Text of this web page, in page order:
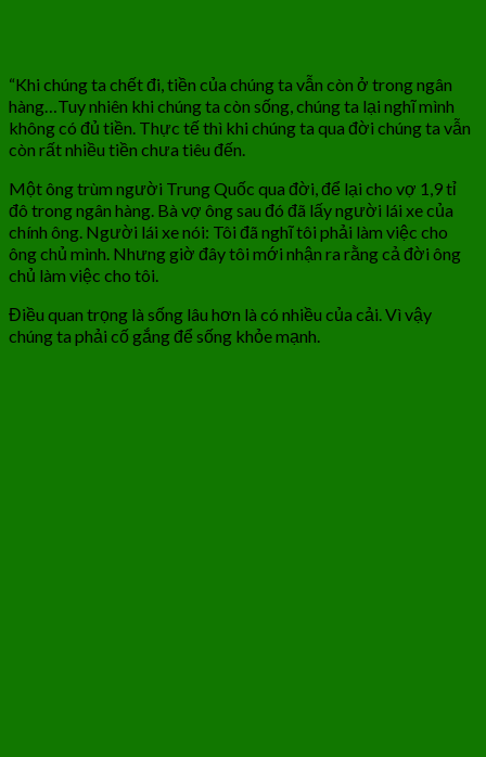
“Khi chúng ta chết đi, tiền của chúng ta vẫn còn ở trong ngân
hàng…Tuy nhiên khi chúng ta còn sống, chúng ta lại nghĩ mình
không có đủ tiền. Thực tế thì khi chúng ta qua đời chúng ta vẫn
còn rất nhiều tiền chưa tiêu đến.
Một ông trùm người Trung Quốc qua đời, để lại cho vợ 1,9 tỉ
đô trong ngân hàng. Bà vợ ông sau đó đã lấy người lái xe của
chính ông. Người lái xe nói: Tôi đã nghĩ tôi phải làm việc cho
ông chủ mình. Nhưng giờ đây tôi mới nhận ra rằng cả đời ông
chủ làm việc cho tôi.
Điều quan trọng là sống lâu hơn là có nhiều của cải. Vì vậy
chúng ta phải cố gắng để sống khỏe mạnh.